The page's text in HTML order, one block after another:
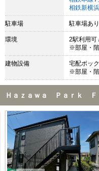
相鉄新横
駐車場 駐車場あり
環境
2駅利用可
※部屋・階
建物設備
宅配ボッ
※部屋・階
Ｈａｚａｗａ Ｐａｒｋ Ｆ